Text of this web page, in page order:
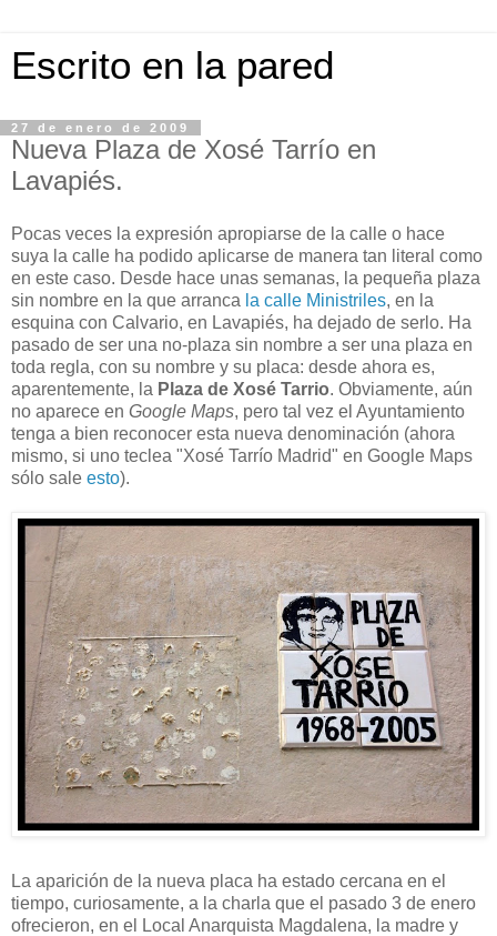
Escrito en la pared
27 de enero de 2009
Nueva Plaza de Xosé Tarrío en
Lavapiés.
Pocas veces la expresión apropiarse de la calle o hace
suya la calle ha podido aplicarse de manera tan literal como
en este caso. Desde hace unas semanas, la pequeña plaza
sin nombre en la que arranca la calle Ministriles, en la
esquina con Calvario, en Lavapiés, ha dejado de serlo. Ha
pasado de ser una no-plaza sin nombre a ser una plaza en
toda regla, con su nombre y su placa: desde ahora es,
aparentemente, la Plaza de Xosé Tarrio. Obviamente, aún
no aparece en Google Maps, pero tal vez el Ayuntamiento
tenga a bien reconocer esta nueva denominación (ahora
mismo, si uno teclea "Xosé Tarrío Madrid" en Google Maps
sólo sale esto).
La aparición de la nueva placa ha estado cercana en el
tiempo, curiosamente, a la charla que el pasado 3 de enero
ofrecieron, en el Local Anarquista Magdalena, la madre y